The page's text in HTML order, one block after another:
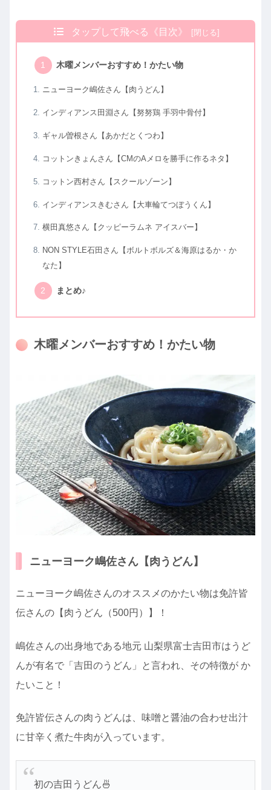
タップして飛べる《目次》
木曜メンバーおすすめ！かたい物
ニューヨーク嶋佐さん【肉うどん】
インディアンス田淵さん【努努鶏 手羽中骨付】
ギャル曽根さん【あかだとくつわ】
コットンきょんさん【CMのAメロを勝手に作るネタ】
コットン西村さん【スクールゾーン】
インディアンスきむさん【大車輪てつぼうくん】
横田真悠さん【クッピーラムネ アイスバー】
NON STYLE石田さん【ボルトボルズ＆海原はるか・か
なた】
まとめ♪
木曜メンバーおすすめ！かたい物
ニューヨーク嶋佐さん【肉うどん】
ニューヨーク嶋佐さんのオススメのかたい物は免許皆
伝さんの【肉うどん（500円）】！
嶋佐さんの出身地である地元 山梨県富士吉田市はうど
んが有名で「吉田のうどん」と言われ、その特徴が か
たいこと！
免許皆伝さんの肉うどんは、味噌と醤油の合わせ出汁
に甘辛く煮た牛肉が入っています。
初の吉田うどん🍜